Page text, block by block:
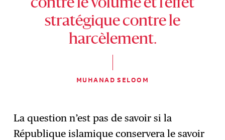
contre le volume et l’effet
stratégique contre le
harcèlement.
MUHANAD SELOOM
La question n’est pas de savoir si la
République islamique conservera le savoir